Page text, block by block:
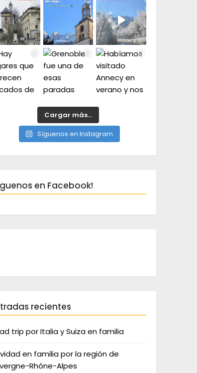
Cargar más...
Síguenos en Instagram
en Facebook!
recientes
trip por Italia y Suiza en familia
en familia por la región de
Rhône-Alpes